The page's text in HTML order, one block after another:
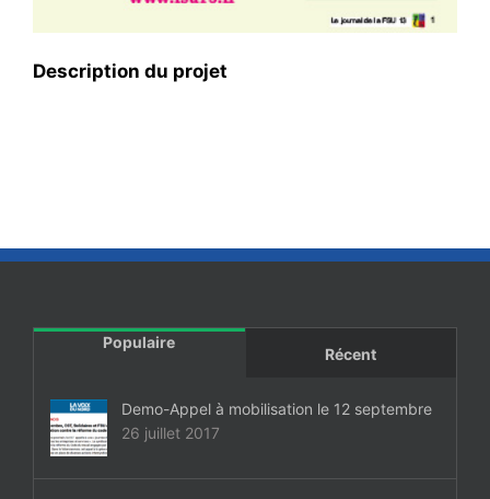
Description du projet
Populaire
Récent
Demo-Appel à mobilisation le 12 septembre
26 juillet 2017